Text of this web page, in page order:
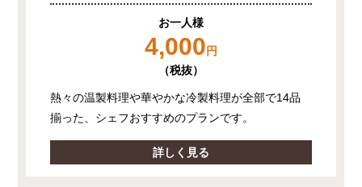
お一人様
4,000 円
（税抜）
熱々の温製料理や華やかな冷製料理が全部で14品
揃った、シェフおすすめのプランです。
詳しく見る